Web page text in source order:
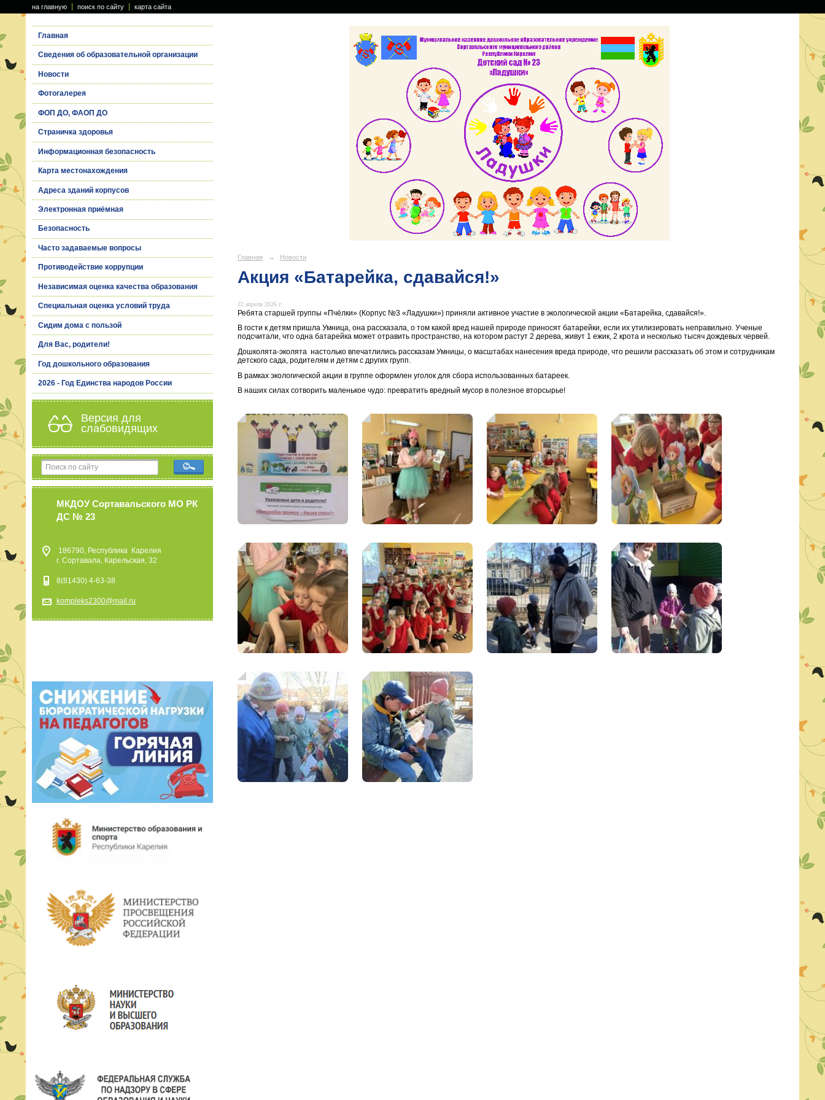
на главную поиск по сайту карта сайта
Главная
Сведения об образовательной организации
Новости
Фотогалерея
ФОП ДО, ФАОП ДО
Страничка здоровья
Информационная безопасность
Карта местонахождения
Адреса зданий корпусов
Электронная приёмная
Безопасность
Часто задаваемые вопросы
Противодействие коррупции
Независимая оценка качества образования
Специальная оценка условий труда
Сидим дома с пользой
Для Вас, родители!
Год дошкольного образования
2026 - Год Единства народов России
Версия для
слабовидящих
МКДОУ Сортавальского МО РК
ДС № 23
186790, Республика Карелия
г. Сортавала, Карельская, 32
8(81430) 4-63-38
kompleks2300@mail.ru
Главная → Новости
Акция «Батарейка, сдавайся!»
22 апреля 2026 г.
Ребята старшей группы «Пчёлки» (Корпус №3 «Ладушки») приняли активное участие в экологической акции «Батарейка, сдавайся!».
В гости к детям пришла Умница, она рассказала, о том какой вред нашей природе приносят батарейки, если их утилизировать неправильно. Ученые
подсчитали, что одна батарейка может отравить пространство, на котором растут 2 дерева, живут 1 ежик, 2 крота и несколько тысяч дождевых червей.
Дошколята-эколята настолько впечатлились рассказам Умницы, о масштабах нанесения вреда природе, что решили рассказать об этом и сотрудникам
детского сада, родителям и детям с других групп.
В рамках экологической акции в группе оформлен уголок для сбора использованных батареек.
В наших силах сотворить маленькое чудо: превратить вредный мусор в полезное вторсырье!